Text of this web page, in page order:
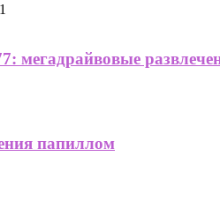
мегадрайвовые
папиллом